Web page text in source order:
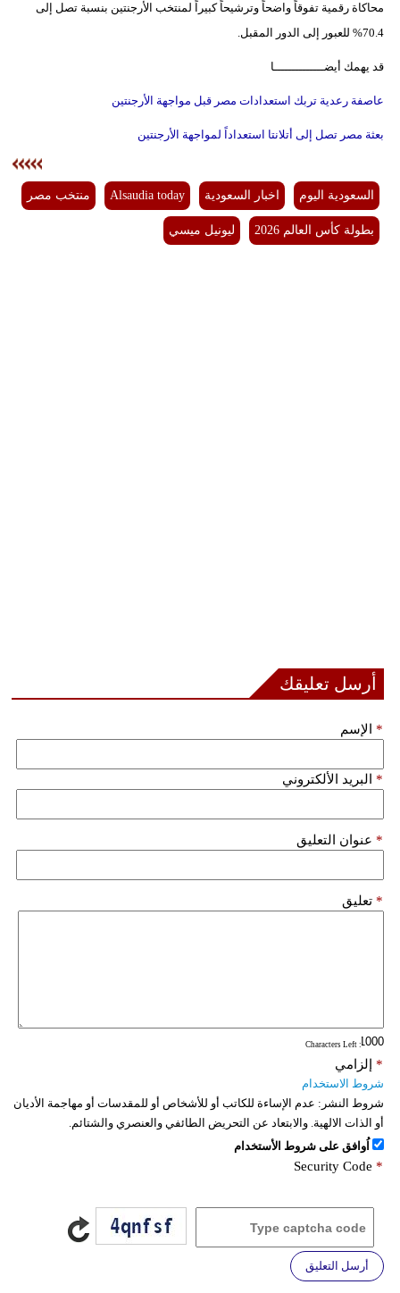
محاكاة رقمية تفوقاً واضحاً وترشيحاً كبيراً لمنتخب الأرجنتين بنسبة تصل إلى
70.4% للعبور إلى الدور المقبل.
قد يهمك أيضــــــــــــــا
عاصفة رعدية تربك استعدادات مصر قبل مواجهة الأرجنتين
بعثة مصر تصل إلى أتلانتا استعداداً لمواجهة الأرجنتين
السعودية اليوم اخبار السعودية Alsaudia today منتخب مصر
بطولة كأس العالم 2026 ليونيل ميسي
أرسل تعليقك
الإسم *
البريد الألكتروني *
عنوان التعليق *
تعليق *
: Characters Left
إلزامي *
شروط الاستخدام
شروط النشر: عدم الإساءة للكاتب أو للأشخاص أو للمقدسات أو مهاجمة الأديان
أو الذات الالهية. والابتعاد عن التحريض الطائفي والعنصري والشتائم.
اُوافق على شروط الأستخدام
Security Code *
أرسل التعليق